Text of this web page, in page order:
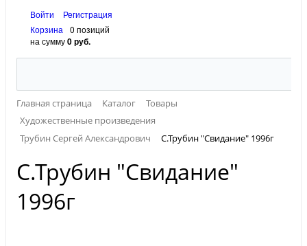
Войти
Регистрация
Корзина
0 позиций
на сумму0 руб.
Главная страница Каталог
Товары
Художественные произведения
Трубин Сергей Александрович
С.Трубин "Свидание" 1996г
С.Трубин "Свидание"
1996г